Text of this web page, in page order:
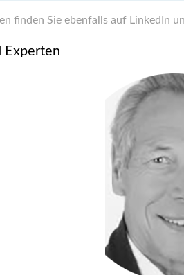
finden Sie ebenfalls auf LinkedIn
Experten